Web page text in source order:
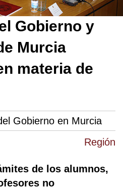
Región
Gobierno y
Murcia
materia de
Gobierno en Murcia
de los alumnos,
no